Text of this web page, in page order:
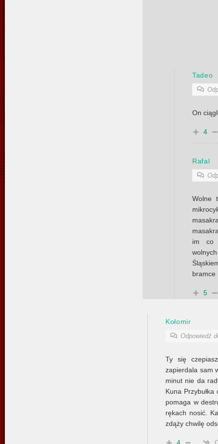
Tadeo
On
4
Rafal
Wolne
im co
bramce
5
Kołomir
Odpowiedź
Ty się
zapierdala sam
minut nie da
Kuna
pomaga w
rękach nosić.
zdąży chwilę